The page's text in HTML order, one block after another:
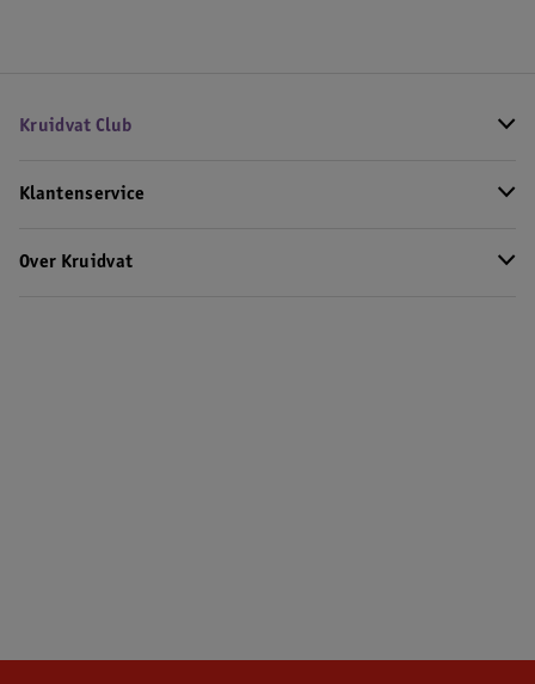
Kruidvat Club
Klantenservice
Over Kruidvat